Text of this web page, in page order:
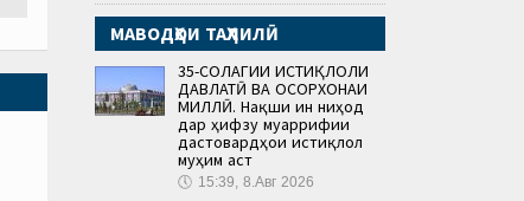
МАВОДҲОИ ТАҲЛИЛӢ
35-СОЛАГИИ ИСТИҚЛОЛИ
ДАВЛАТӢ ВА ОСОРХОНАИ
МИЛЛӢ. Нақши ин ниҳод
дар ҳифзу муаррифии
дастовардҳои истиқлол
муҳим аст
🕔 15:39, 8.Авг 2026